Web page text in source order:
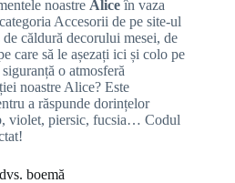
noastre Aliceîn vaza
Accesorii de pe site-ul
căldură decorului mesei, de
care să le așezați ici și colo pe
o atmosferă
noastre Alice? Este
a răspunde dorințelor
violet, piersic, fucsia… Codul
boemă